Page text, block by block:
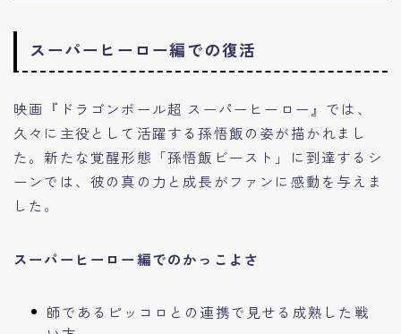
スーパーヒーロー編での復活
映画『ドラゴンボール超 スーパーヒーロー』では、
久々に主役として活躍する孫悟飯の姿が描かれまし
た。新たな覚醒形態「孫悟飯ビースト」に到達するシ
ーンでは、彼の真の力と成長がファンに感動を与えま
した。
スーパーヒーロー編でのかっこよさ
師であるピッコロとの連携で見せる成熟した戦